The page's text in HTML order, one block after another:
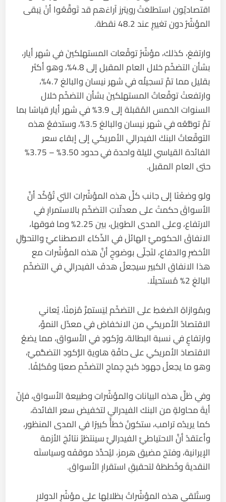
اقتصاديّون ​استطلعَتْ رويترز آراءَهم ​قد تَوقَّعُوا أنْ يَبقى
المؤشّرُ دون تغييرٍ عند 48.2 نقطة.
وارتفعَ، كذلك، مؤشّرُ توقّعات المستهلِكينَ في شهر أيار،
بشأن التضخّم خلال العام المقبل إلى 4.8%، وهو أكثر
بقليل مما تمَّ تسجيلُه في شهر نيسان والبالغ 4.7%،
وارتفعتْ توقّعاتُ المستهلِكينَ بشأن ⁠التضخّم خلال ​
السنوات الخمس المُقبلة إلى 3.9% في شهر أيار قياسًا بما
تمَّ توقُّعُه في شهر نيسان والبالغ ​3.5%، وستدفعُ هذه
التوقّعاتُ البنكَ الفيدرالي الأمريكي إلى إبقاءِ سعر
الفائدة القياسي لليلة ​واحدة في حدود 3.50% – 3.75%
حتى العام المقبل.
ولو وضعْنَا إلى جانب كلِّ هذه المؤشّراتِ التي تُؤكّد أنَّ
الأسواقَ حكمتْ على معدلّاتِ التضخّم بالاستمرارِ في
الارتفاع، وعلى المدى الطويل، بين 2.25% وما فوقها،
الانفاقَ الحكوميَّ الهائلَ في الذّكاءِ الاصطناعيِّ والتحوُّلِ
الأخضرِ والدفاعِ، لتَجلّى بوضوحٍ أنَّ هذه المؤشّرات مع
هذا الانفاقِ الكبير سيجعلُ هدفَ الفيدرالي في التضخّم
البالغِ 2% مُستحيلًا.
وبمُوازاةِ الضغطِ على التضخّم لِيَستمِرَّ مُزمِنًا، يُعاني
الاقتصادُ الأمريكي من الانخفاضِ في معدّل النموِّ،
وارتفاعٍ في نسبة البطالة، ورُكودٍ في الأسواق، مما يضعُ
الاقتصادَ الأمريكي على حافّةِ هاويةِ الرُّكودِ التضخُّمِيِّ،
وهو ما يجعلُ جهودَ كبحِ جِماحِ التضخّمِ صعبًا ومُكلِفًا.
وفي ظلِّ هذه البياناتِ والمؤشّراتِ وطبيعةِ الأسواق، فإنّ
أيةَ محاولةٍ من البنك الفيدرالي لتخفيض سعر الفائدة،
كما يريدُه ترامب، ستكونُ خطأً كبيرًا في المدى المنظور،
وأعتقدُ أنَّ الاحتياطيَّ الفيدراليَّ سينتظرُ نتائجَ الأزمة
الإيرانية، وفتحَ مضيق هرمز، ليُحدِّدَ موقفَه وسياستَه
النقديةَ وخُططَهُ لتحقيقِ استقرارِ الأسواق.
وستُلقي هذه المؤشّراتُ بظلالِها على مؤشّرِ الدولارِ